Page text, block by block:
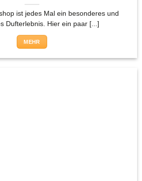
ist jedes Mal ein besonderes und
Dufterlebnis. Hier ein paar [...]
MEHR